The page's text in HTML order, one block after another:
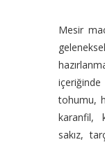
Mesir
tohumu,
karanfil,
sakız,